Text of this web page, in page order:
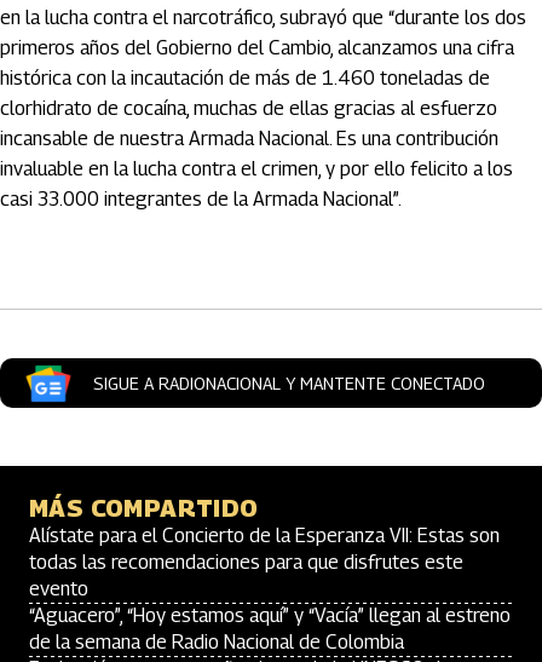
en la lucha contra el narcotráfico, subrayó que “durante los dos
primeros años del Gobierno del Cambio, alcanzamos una cifra
histórica con la incautación de más de 1.460 toneladas de
clorhidrato de cocaína, muchas de ellas gracias al esfuerzo
incansable de nuestra Armada Nacional. Es una contribución
invaluable en la lucha contra el crimen, y por ello felicito a los
casi 33.000 integrantes de la Armada Nacional”.
SIGUE A RADIONACIONAL Y MANTENTE CONECTADO
MÁS COMPARTIDO
Alístate para el Concierto de la Esperanza VII: Estas son
todas las recomendaciones para que disfrutes este
evento
“Aguacero”, “Hoy estamos aquí” y “Vacía” llegan al estreno
de la semana de Radio Nacional de Colombia